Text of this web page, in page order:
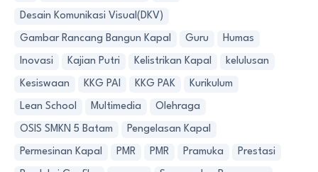
Desain Komunikasi Visual(DKV)
Gambar Rancang Bangun Kapal Guru Humas
Inovasi Kajian Putri Kelistrikan Kapal kelulusan
Kesiswaan KKG PAI KKG PAK Kurikulum
Lean School Multimedia Olehraga
OSIS SMKN 5 Batam Pengelasan Kapal
Permesinan Kapal PMR PMR Pramuka Prestasi